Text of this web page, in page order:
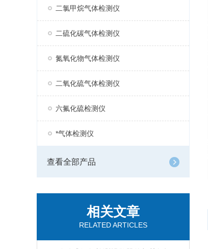
二氯甲烷气体检测仪
二硫化碳气体检测仪
氮氧化物气体检测仪
二氧化硫气体检测仪
六氟化硫检测仪
*气体检测仪
查看全部产品
相关文章
RELATED ARTICLES